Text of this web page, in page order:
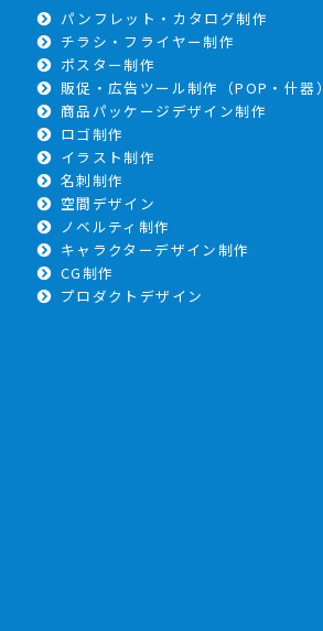
パンフレット・カタログ制作
チラシ・フライヤー制作
ポスター制作
販促・広告ツール制作（POP・什器）
商品パッケージデザイン制作
ロゴ制作
イラスト制作
名刺制作
空間デザイン
ノベルティ制作
キャラクターデザイン制作
CG制作
プロダクトデザイン